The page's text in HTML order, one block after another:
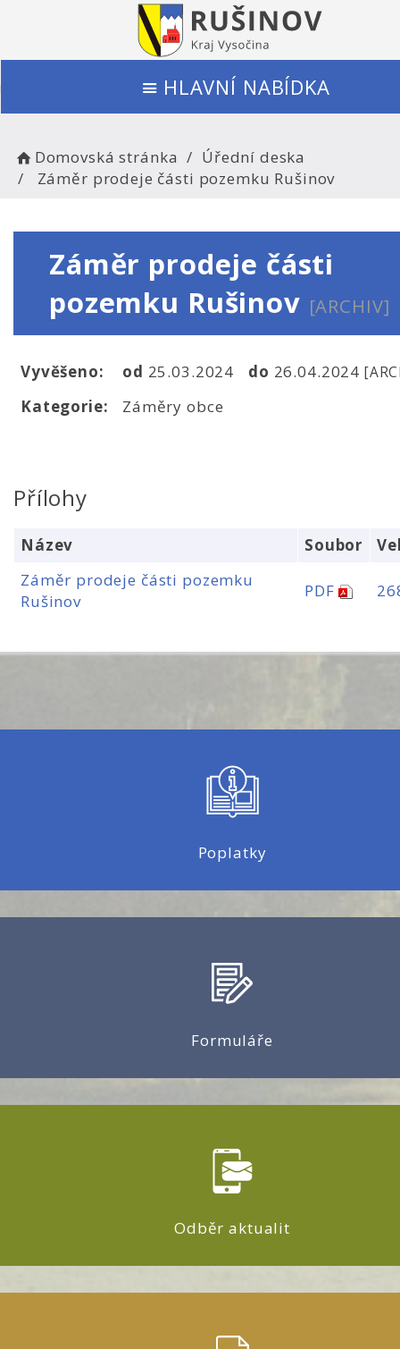
HLAVNÍ NABÍDKA
Domovská stránka
Úřední deska
Záměr prodeje části pozemku Rušinov
Záměr prodeje části
pozemku Rušinov [ARCHIV]
Vyvěšeno: od 25.03.2024 do 26.04.2024
Kategorie: Záměry obce
Přílohy
Název Soubor
Záměr prodeje části pozemku
Rušinov
PDF
Poplatky
Formuláře
Odběr aktualit